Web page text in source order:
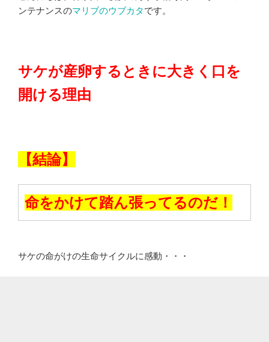
ンテナンスのマリブのウブカタです。
サケが産卵するときに大きく口を
開ける理由
【結論】
命をかけて踏ん張ってるのだ！
サケの命がけの生命サイクルに感動・・・